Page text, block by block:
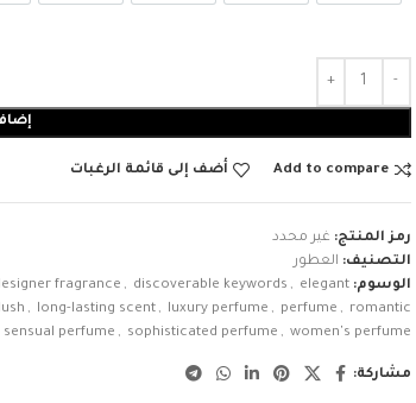
Add to compare أضف إلى قائمة الرغبات
رمز المنتج: غير محدد
التصنيف: العطور
الوسوم:
fragrance , discoverable keywords , elegant
, long-lasting scent , luxury perfume , perfume , romantic
sensual perfume , sophisticated perfume , women's perfume
مشاركة: